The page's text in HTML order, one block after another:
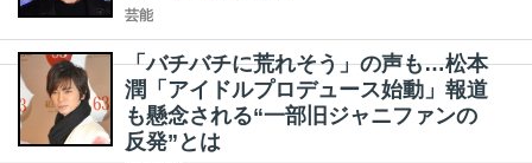
芸能
「バチバチに荒れそう」の声も…松本
潤「アイドルプロデュース始動」報道
も懸念される“一部旧ジャニファンの
反発”とは